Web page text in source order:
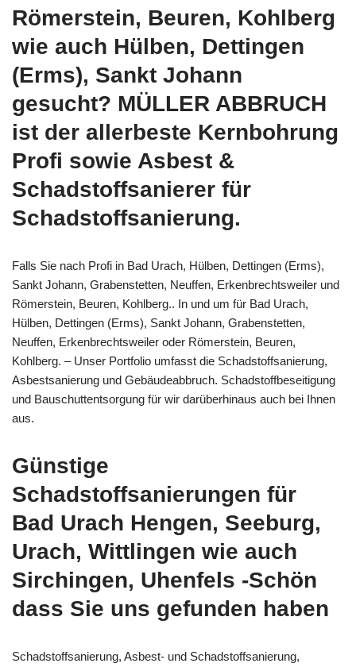
Römerstein, Beuren, Kohlberg
wie auch Hülben, Dettingen
(Erms), Sankt Johann
gesucht? MÜLLER ABBRUCH
ist der allerbeste Kernbohrung
Profi sowie Asbest &
Schadstoffsanierer für
Schadstoffsanierung.
Falls Sie nach Profi in Bad Urach, Hülben, Dettingen (Erms),
Sankt Johann, Grabenstetten, Neuffen, Erkenbrechtsweiler und
Römerstein, Beuren, Kohlberg.. In und um für Bad Urach,
Hülben, Dettingen (Erms), Sankt Johann, Grabenstetten,
Neuffen, Erkenbrechtsweiler oder Römerstein, Beuren,
Kohlberg. – Unser Portfolio umfasst die Schadstoffsanierung,
Asbestsanierung und Gebäudeabbruch. Schadstoffbeseitigung
und Bauschuttentsorgung für wir darüberhinaus auch bei Ihnen
aus.
Günstige
Schadstoffsanierungen für
Bad Urach Hengen, Seeburg,
Urach, Wittlingen wie auch
Sirchingen, Uhenfels -Schön
dass Sie uns gefunden haben
Schadstoffsanierung, Asbest- und Schadstoffsanierung,